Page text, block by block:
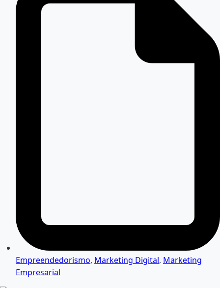
Empreendedorismo, Marketing Digital, Marketing
Empresarial